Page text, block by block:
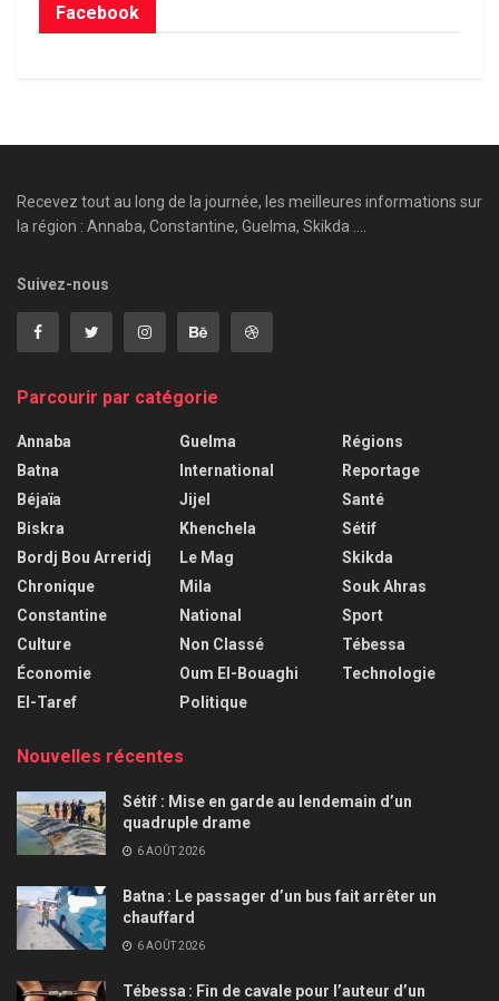
Facebook
Recevez tout au long de la journée, les meilleures informations sur
la région : Annaba, Constantine, Guelma, Skikda ....
Suivez-nous
Parcourir par catégorie
Annaba
Batna
Béjaïa
Biskra
Bordj Bou Arreridj
Chronique
Constantine
Culture
Économie
El-Taref
Guelma
International
Jijel
Khenchela
Le Mag
Mila
National
Non Classé
Oum El-Bouaghi
Politique
Régions
Reportage
Santé
Sétif
Skikda
Souk Ahras
Sport
Tébessa
Technologie
Nouvelles récentes
Sétif : Mise en garde au lendemain d’un
quadruple drame
6 AOÛT 2026
Batna : Le passager d’un bus fait arrêter un
chauffard
6 AOÛT 2026
Tébessa : Fin de cavale pour l’auteur d’un